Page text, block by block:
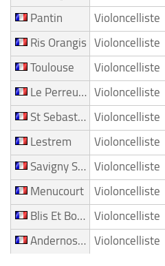
Pantin Violoncelliste
Ris Orangis Violoncelliste
Toulouse Violoncelliste
Le Perreux Sur Marne Violoncelliste
St Sebastien Sur Loire Violoncelliste
Lestrem Violoncelliste
Savigny Sur Orge Violoncelliste
Menucourt Violoncelliste
Blis Et Born Violoncelliste
Andernos Les Bains Violoncelliste